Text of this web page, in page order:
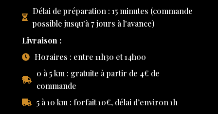
Délai de préparation : 15 minutes (commande
possible jusqu'à 7 jours à l'avance)
Livraison :
Horaires : entre 11h30 et 14h00
0 à 5 km : gratuite à partir de 4€ de
commande
5 à 10 km : forfait 10€, délai d’environ 1h